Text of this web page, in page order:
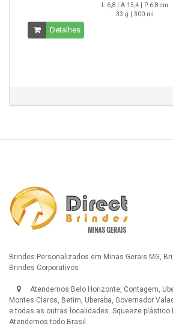
L 6,8 | A 13,4 | P 6,8 cm
33 g | 300 ml
Detalhes
Brindes Personalizados em Minas Gerais MG,
Brindes Corporativos
Atendemos Belo Horizonte, Contagem,
Montes Claros, Betim, Uberaba, Governador
e todas as outras localidades. Squeeze plástico
Atendemos todo Brasil.